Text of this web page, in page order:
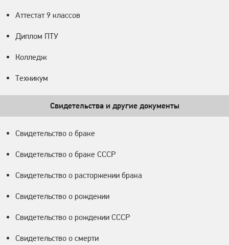
Аттестат 9 классов
Диплом ПТУ
Колледж
Техникум
Свидетельства и другие документы
Свидетельство о браке
Свидетельство о браке СССР
Свидетельство о расторжении брака
Свидетельство о рождении
Свидетельство о рождении СССР
Свидетельство о смерти